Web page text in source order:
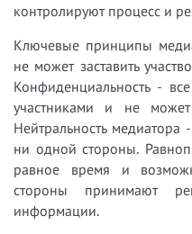
контролируют процесс и
Ключевые принципы
не может заставить
Конфиденциальность -
участниками и не
Нейтральность медиатора
ни одной стороны.
равное время и
стороны принимают
информации.